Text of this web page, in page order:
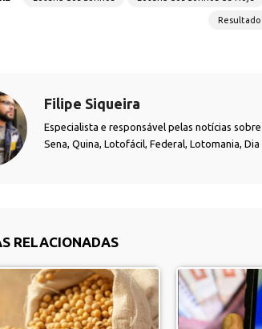
Filipe Siqueira
Especialista e responsável pelas notícias
Sena, Quina, Lotofácil, Federal, Lotomania,
RELACIONADAS